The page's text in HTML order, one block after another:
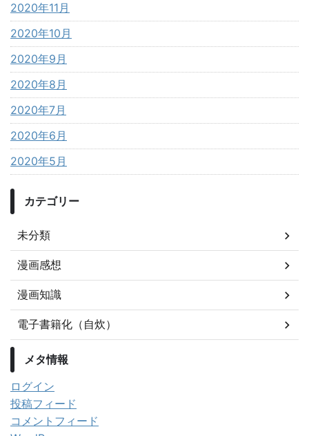
2020年11月
2020年10月
2020年9月
2020年8月
2020年7月
2020年6月
2020年5月
カテゴリー
未分類
漫画感想
漫画知識
電子書籍化（自炊）
メタ情報
ログイン
投稿フィード
コメントフィード